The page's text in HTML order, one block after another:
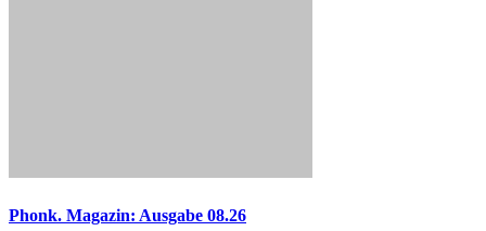
Phonk. Magazin: Ausgabe 08.26